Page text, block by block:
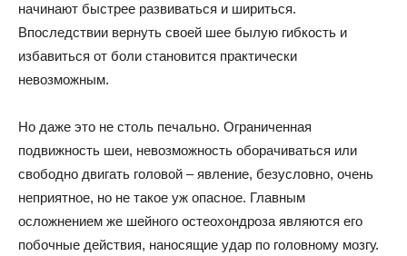
начинают быстрее развиваться и шириться.
Впоследствии вернуть своей шее былую гибкость и
избавиться от боли становится практически
невозможным.
Но даже это не столь печально. Ограниченная
подвижность шеи, невозможность оборачиваться или
свободно двигать головой – явление, безусловно, очень
неприятное, но не такое уж опасное. Главным
осложнением же шейного остеохондроза являются его
побочные действия, наносящие удар по головному мозгу.